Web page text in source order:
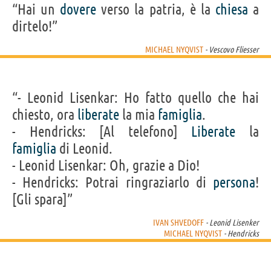
IDENTIKIT E DATI ANAGRAFICI
Nome
Rolf Åke Mikael
Cognome
Morto 27 giugno 2017
FILM DI MICHAEL NYQVIST
La vita nascosta
-...
Mission: La ragazza che
“Hai un dovere verso la patria, è la chiesa a
dirtelo!”
MICHAEL NYQVIST - Vescovo Fliesser
“- Leonid Lisenkar: Ho fatto quello che hai
chiesto, ora liberate la mia famiglia.
- Hendricks: [Al telefono] Liberate la
famiglia di Leonid.
- Leonid Lisenkar: Oh, grazie a Dio!
- Hendricks: Potrai ringraziarlo di persona!
[Gli spara]”
IVAN SHVEDOFF - Leonid Lisenker
MICHAEL NYQVIST - Hendricks